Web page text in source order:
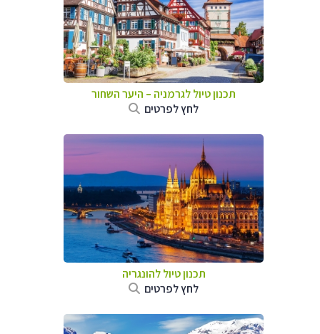
תכנון טיול לגרמניה – היער השחור
לחץ לפרטים
תכנון טיול להונגריה
לחץ לפרטים